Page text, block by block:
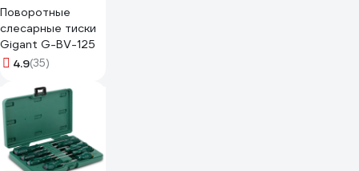
Поворотные
слесарные тиски
Gigant G-BV-125
4.9(35)